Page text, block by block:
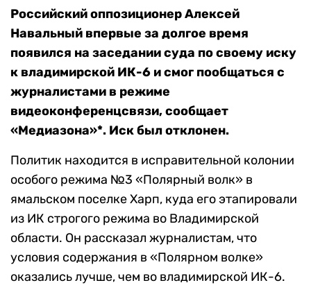
Российский оппозиционер Алексей
Навальный впервые за долгое время
появился на заседании суда по своему иску
к владимирской ИК-6 и смог пообщаться с
журналистами в режиме
видеоконференцсвязи, сообщает
«Медиазона»*. Иск был отклонен.
Политик находится в исправительной колонии
особого режима №3 «Полярный волк» в
ямальском поселке Харп, куда его этапировали
из ИК строгого режима во Владимирской
области. Он рассказал журналистам, что
условия содержания в «Полярном волке»
оказались лучше, чем во владимирской ИК-6.